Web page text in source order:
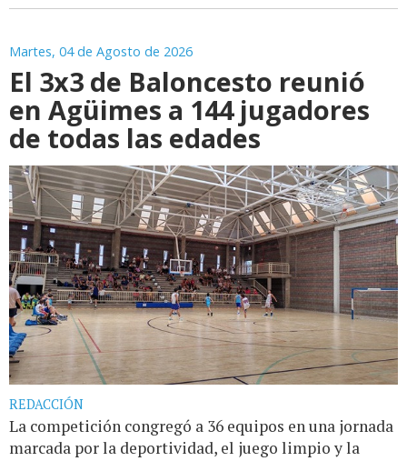
Martes, 04 de Agosto de 2026
El 3x3 de Baloncesto reunió
en Agüimes a 144 jugadores
de todas las edades
REDACCIÓN
La competición congregó a 36 equipos en una jornada
marcada por la deportividad, el juego limpio y la